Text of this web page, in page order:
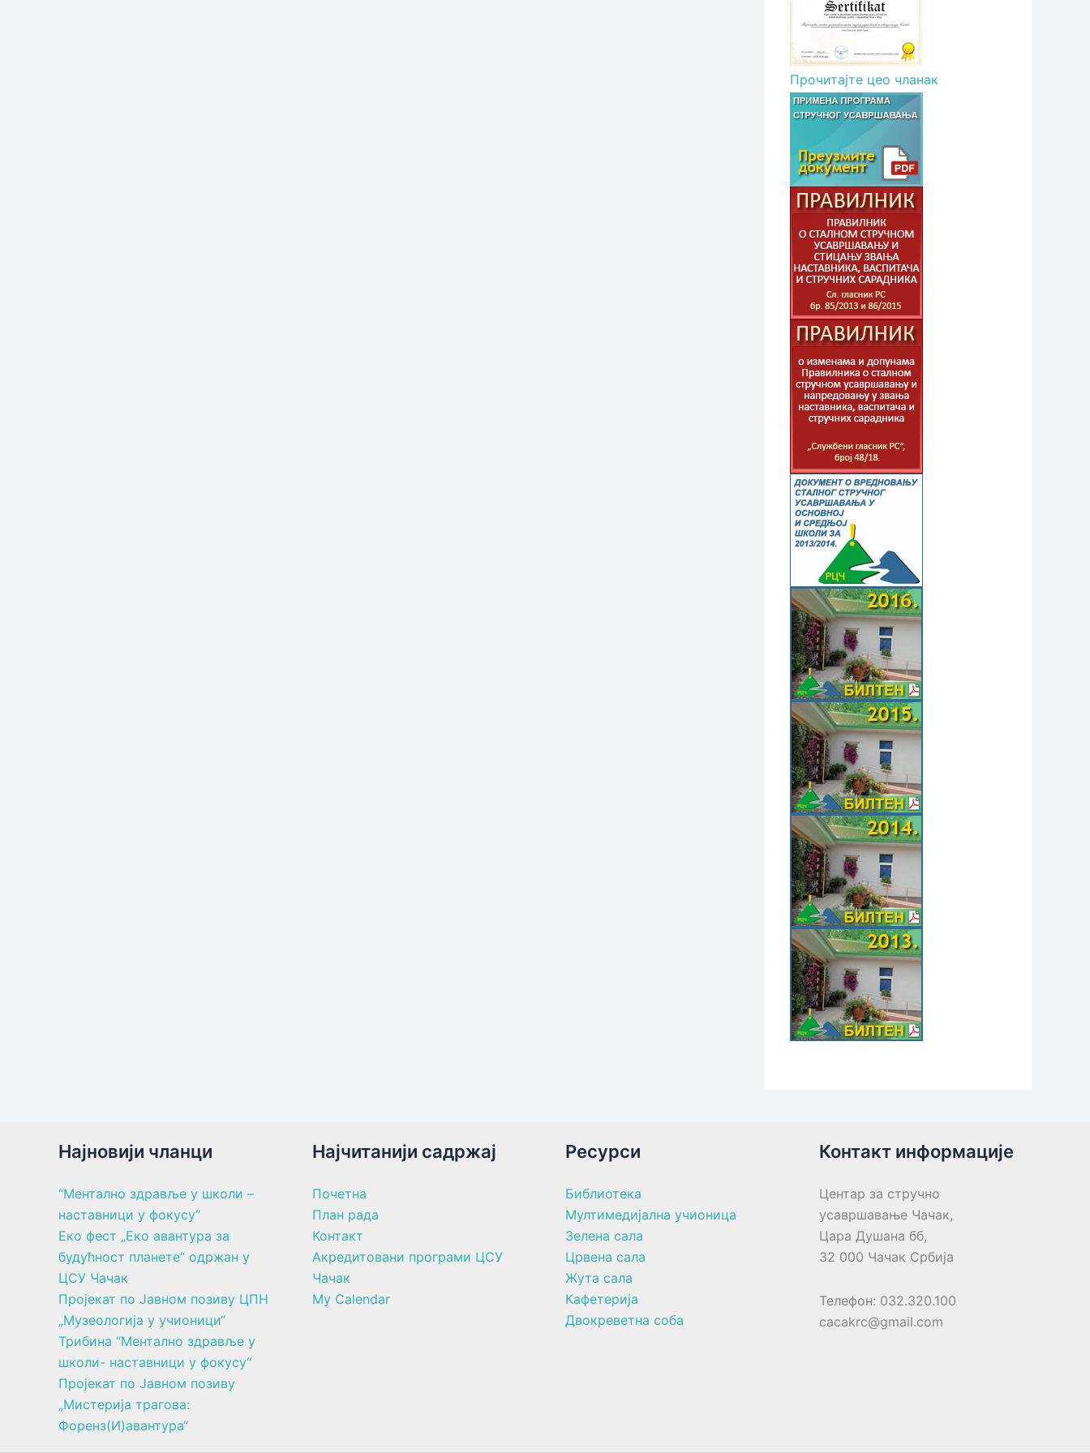
Прочитајте цео чланак
Најновији чланци
“Ментално здравље у школи –
наставници у фокусу“
Еко фест „Еко авантура за
будућност планете“ одржан у
ЦСУ Чачак
Пројекат по Јавном позиву ЦПН
„Музеологија у учионици“
Трибина “Ментално здравље у
школи- наставници у фокусу“
Пројекат по Јавном позиву
„Мистерија трагова:
Форенз(И)авантура“
Најчитанији садржај
Почетна
План рада
Контакт
Акредитовани програми ЦСУ
Чачак
My Calendar
Ресурси
Библиотека
Мултимедијална учионица
Зелена сала
Црвена сала
Жута сала
Кафетерија
Двокреветна соба
Контакт информације
Центар за стручно
усавршавање Чачак,
Цара Душана бб,
32 000 Чачак Србија
Телефон: 032.320.100
cacakrc@gmail.com